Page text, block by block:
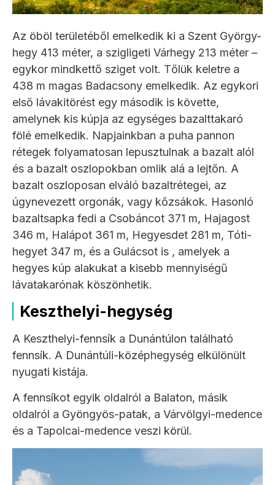
Az öböl területéből emelkedik ki a Szent György-
hegy 413 méter, a szigligeti Várhegy 213 méter –
egykor mindkettő sziget volt. Tőlük keletre a
438 m magas Badacsony emelkedik. Az egykori
első lávakitörést egy második is követte,
amelynek kis kúpja az egységes bazalttakaró
fölé emelkedik. Napjainkban a puha pannon
rétegek folyamatosan lepusztulnak a bazalt alól
és a bazalt oszlopokban omlik alá a lejtőn. A
bazalt oszloposan elváló bazaltrétegei, az
úgynevezett orgonák, vagy kőzsákok. Hasonló
bazaltsapka fedi a Csobáncot 371 m, Hajagost
346 m, Halápot 361 m, Hegyesdet 281 m, Tóti-
hegyet 347 m, és a Gulácsot is , amelyek a
hegyes kúp alakukat a kisebb mennyiségű
lávatakarónak köszönhetik.
Keszthelyi-hegység
A Keszthelyi-fennsík a Dunántúlon található
fennsík. A Dunántúli-középhegység elkülönült
nyugati kistája.
A fennsíkot egyik oldalról a Balaton, másik
oldalról a Gyöngyös-patak, a Várvölgyi-medence
és a Tapolcai-medence veszi körül.